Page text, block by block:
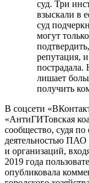
суд. Три
взыскали в
суд
могут
репутация,
пострадала.
лишает
получить
В соцсети
«АнтиГИТовская
сообщество, судя
деятельностью ПАО
и организаций,
2019 года
опубликовала